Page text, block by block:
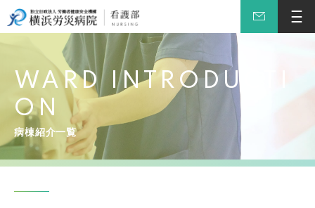
WARD INTRODUCTI
ON
病棟紹介一覧